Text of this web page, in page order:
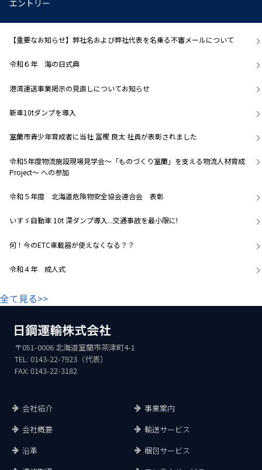
エントリー
【重要なお知らせ】弊社名および弊社代表を名乗る不審メールについて
令和６年 海の日式典
港湾運送事業掲示の見直しについてお知らせ
新車10tダンプを導入
室蘭市青少年育成者に当社 冨樫 良太 社員が表彰されました
令和5年度物流施設現場見学会～「ものづくり室蘭」を支える物流人材育成
Project～ への参加
令和５年度 北海道危険物安全協会連合会 表彰
いすゞ自動車 10t 深ダンプ導入...交通事故を最小限に!
何！今のETC車載器が使えなくなる？？
令和４年 成人式
全て見る>>
〒051-0006 北海道室蘭市茶津町4-1
TEL: 0143-22-7923（代表）
FAX: 0143-22-3182
会社紹介
会社概要
沿革
事業案内
輸送サービス
梱包サービス